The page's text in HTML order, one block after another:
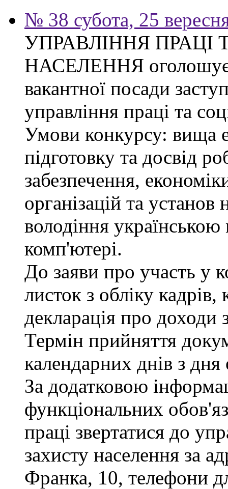
№ 38 субота, 25
УПРАВЛІННЯ ПРАЦІ
НАСЕЛЕННЯ оголошує
вакантної посади
управління праці та
Умови конкурсу: вища
підготовку та досвід
забезпечення,
організацій та
володіння
комп'ютері.
До заяви про участь у
листок з обліку
декларація про доходи
Термін прийняття
календарних днів з
За додатковою
функціональних
праці звертатися до
захисту населення за
Франка, 10, телефони